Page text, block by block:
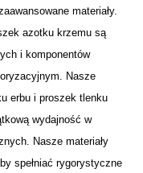
materiały.
azotku krzemu są
i komponentów
Nasze
erbu i proszek tlenku
wydajność w
Nasze materiały
spełniać rygorystyczne